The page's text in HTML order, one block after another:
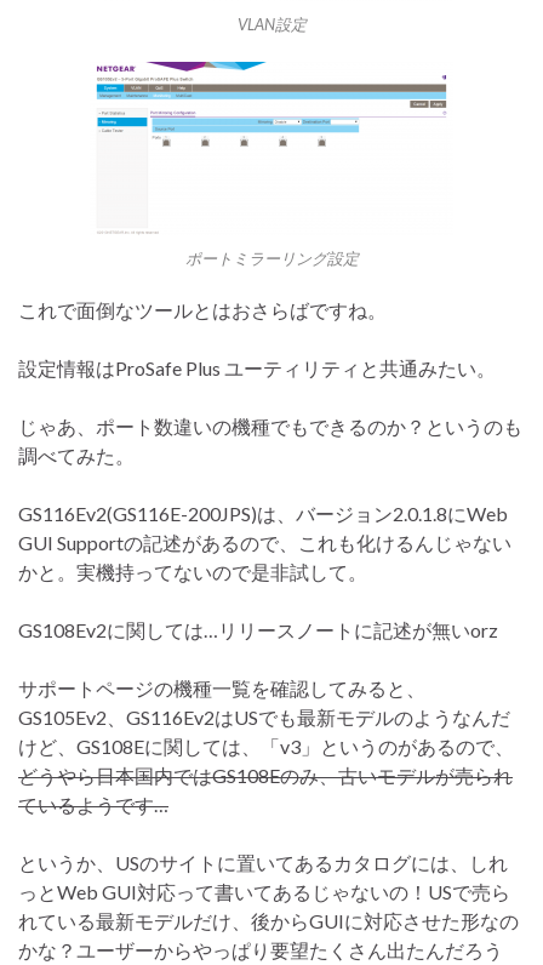
VLAN設定
ポートミラーリング設定
これで面倒なツールとはおさらばですね。
設定情報はProSafe Plus ユーティリティと共通みたい。
じゃあ、ポート数違いの機種でもできるのか？というのも
調べてみた。
GS116Ev2(GS116E-200JPS)は、バージョン2.0.1.8にWeb
GUI Supportの記述があるので、これも化けるんじゃない
かと。実機持ってないので是非試して。
GS108Ev2に関しては…リリースノートに記述が無いorz
サポートページの機種一覧を確認してみると、
GS105Ev2、GS116Ev2はUSでも最新モデルのようなんだ
けど、GS108Eに関しては、「v3」というのがあるので、
どうやら日本国内ではGS108Eのみ、古いモデルが売られ
ているようです…
というか、USのサイトに置いてあるカタログには、しれ
っとWeb GUI対応って書いてあるじゃないの！USで売ら
れている最新モデルだけ、後からGUIに対応させた形なの
かな？ユーザーからやっぱり要望たくさん出たんだろう